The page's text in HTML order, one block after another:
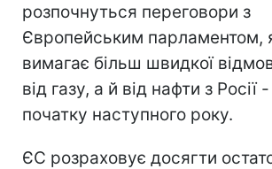
розпочнуться переговори з
Європейським парламентом,
вимагає більш швидкої
від газу, а й від нафти з Росії
початку наступного року.
ЄС розраховує досягти